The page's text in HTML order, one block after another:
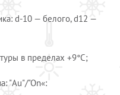
d-10 — белого, d12 —
в пределах +9°С;
"Au"/"On«: